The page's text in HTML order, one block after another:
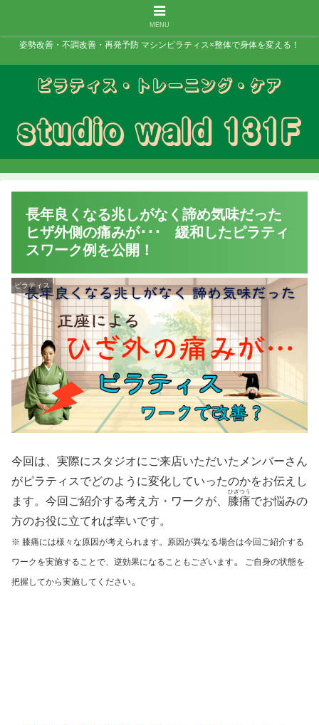
姿勢改善・不調改善・再発予防 マシンピラティス×整体で身体を変える！
長年良くなる兆しがなく諦め気味だった
ヒザ外側の痛みが･･･ 緩和したピラティ
スワーク例を公開！
ピラティス
今回は、実際にスタジオにご来店いただいたメンバーさん
がピラティスでどのように変化していったのかをお伝えし
ます。今回ご紹介する考え方・ワークが、 膝痛
ひざつう
でお悩みの
方のお役に立てれば幸いです。
※ 膝痛には様々な原因が考えられます。原因が異なる場合は今回ご紹介する
ワークを実施することで、逆効果になることもございます。
ご自身の状態を
把握してから実施してください。
MENU